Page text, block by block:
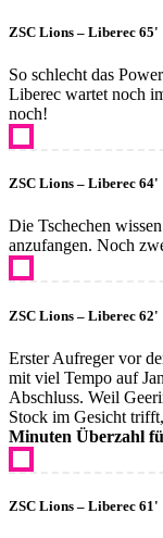
ZSC Lions – Liberec 65'
So schlecht das
Liberec wartet noch
noch!
ZSC Lions – Liberec 64'
Die Tschechen
anzufangen. Noch
ZSC Lions – Liberec 62'
Erster Aufreger vor
mit viel Tempo auf
Abschluss. Weil
Stock im Gesicht
Minuten Überzahl
ZSC Lions – Liberec 61'